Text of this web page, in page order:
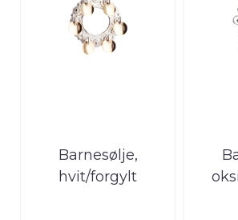
Barnesølje,
hvit/forgylt